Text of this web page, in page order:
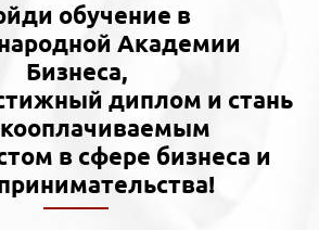
обучение в
Академии
Бизнеса,
диплом и стань
в сфере бизнеса и